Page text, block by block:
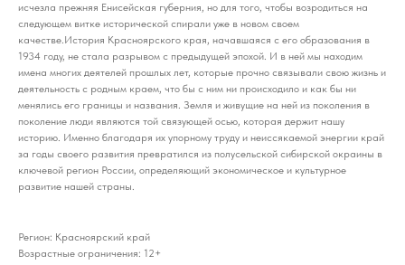
исчезла прежняя Енисейская губерния, но для того, чтобы возродиться на
следующем витке исторической спирали уже в новом своем
качестве.История Красноярского края, начавшаяся с его образования в
1934 году, не стала разрывом с предыдущей эпохой. И в ней мы находим
имена многих деятелей прошлых лет, которые прочно связывали свою жизнь и
деятельность с родным краем, что бы с ним ни происходило и как бы ни
менялись его границы и названия. Земля и живущие на ней из поколения в
поколение люди являются той связующей осью, которая держит нашу
историю. Именно благодаря их упорному труду и неиссякаемой энергии край
за годы своего развития превратился из полусельской сибирской окраины в
ключевой регион России, определяющий экономическое и культурное
развитие нашей страны.
Регион: Красноярский край
Возрастные ограничения: 12+